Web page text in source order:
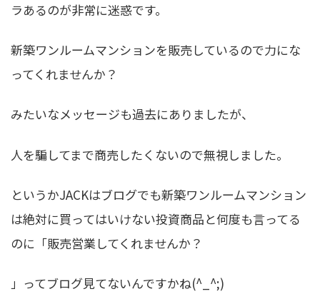
ラあるのが非常に迷惑です。
新築ワンルームマンションを販売しているので力にな
ってくれませんか？
みたいなメッセージも過去にありましたが、
人を騙してまで商売したくないので無視しました。
というかJACKはブログでも新築ワンルームマンション
は絶対に買ってはいけない投資商品と何度も言ってる
のに「販売営業してくれませんか？
」ってブログ見てないんですかね(^_^;)